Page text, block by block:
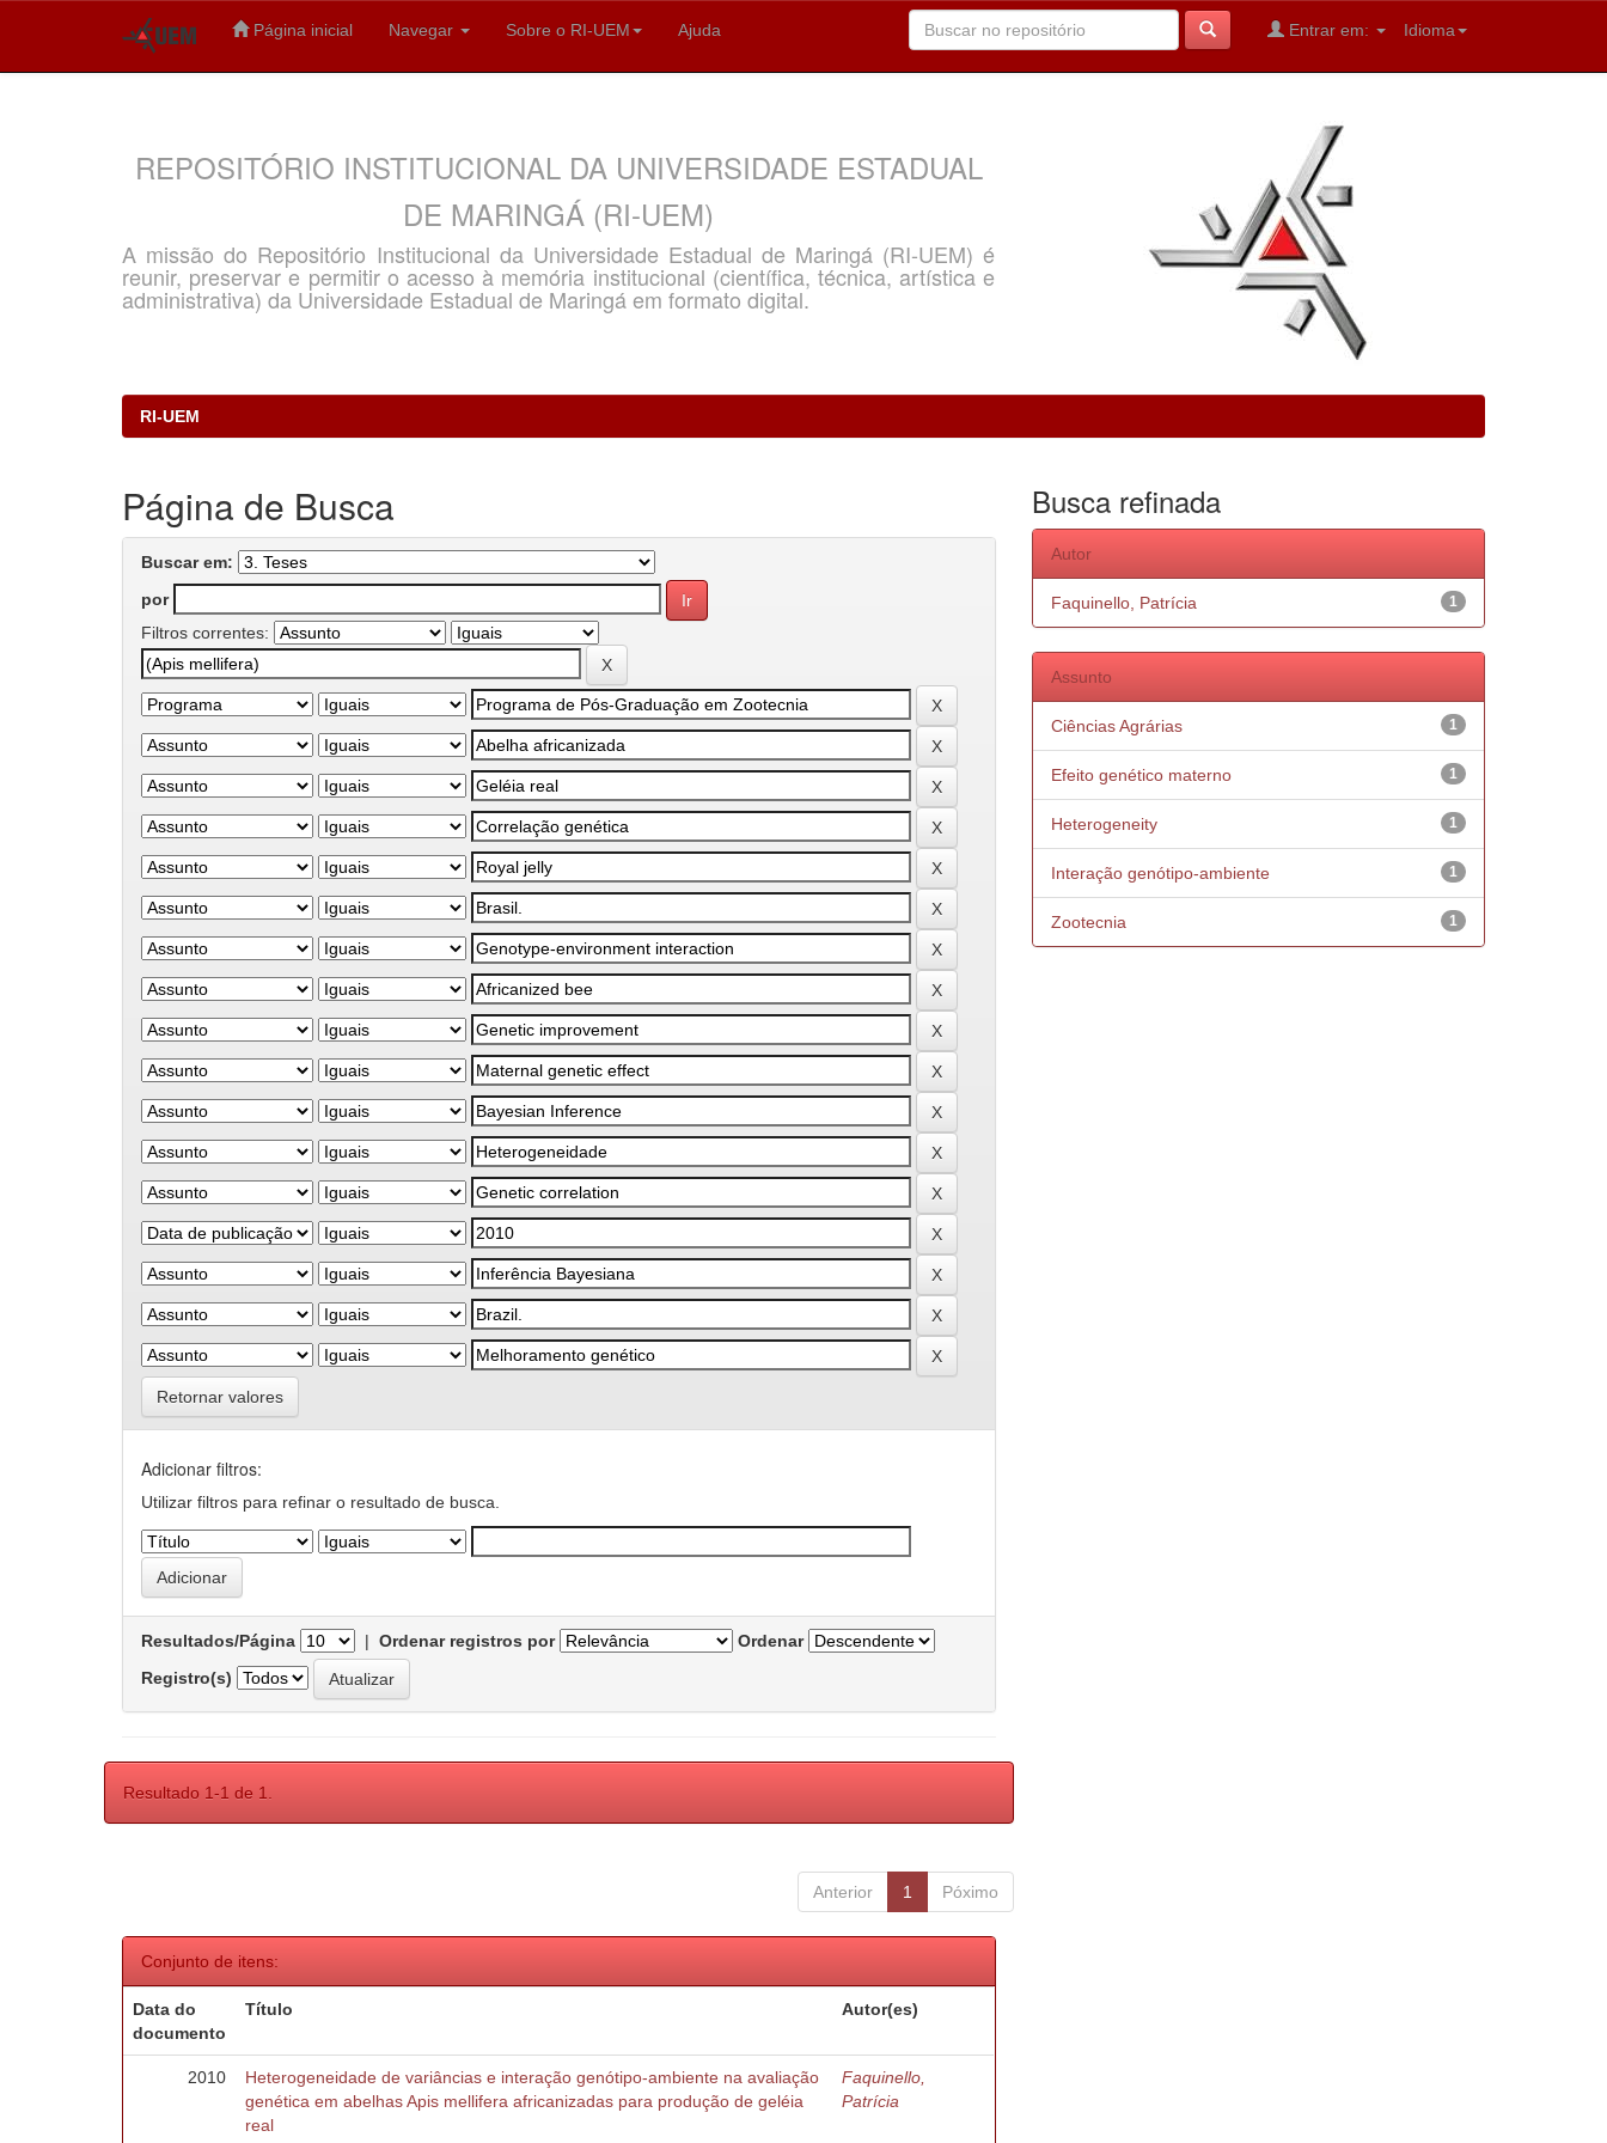
Página inicial Navegar Sobre o RI-UEM Ajuda Idioma
Entrar em:
REPOSITÓRIO INSTITUCIONAL DA UNIVERSIDADE ESTADUAL
DE MARINGÁ (RI-UEM)
A missão do Repositório Institucional da Universidade Estadual de Maringá (RI-UEM) é
reunir, preservar e permitir o acesso à memória institucional (científica, técnica, artística e
administrativa) da Universidade Estadual de Maringá em formato digital.
RI-UEM
Página de Busca
Buscar em:
por
Filtros correntes:
Retornar valores
Adicionar filtros:
Utilizar filtros para refinar o resultado de busca.
Resultados/Página | Ordenar registros por
Ordenar
Registro(s)
Resultado 1-1 de 1.
Anterior 1 Póximo
Conjunto de itens:
Data do
documento
Título Autor(es)
2010
Heterogeneidade de variâncias e interação genótipo-ambiente na avaliação
genética em abelhas Apis mellifera africanizadas para produção de geléia
real
Faquinello,
Patrícia
Busca refinada
Autor
1
Faquinello, Patrícia
Assunto
1
Ciências Agrárias
1
Efeito genético materno
1
Heterogeneity
1
Interação genótipo-ambiente
1
Zootecnia